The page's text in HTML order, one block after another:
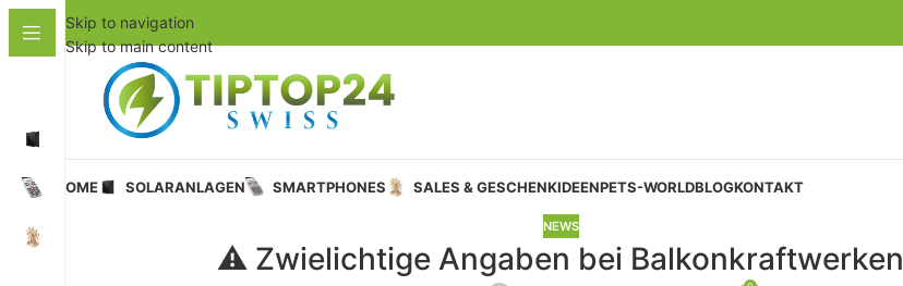
Skip to navigation
Skip to main content
HOME SOLARANLAGEN SMARTPHONES SALES & GESCHENKIDEENPETS-WORLDBLOGKONTAKT
NEWS
⚠️ Zwielichtige Angaben bei Balkonkraftwerken